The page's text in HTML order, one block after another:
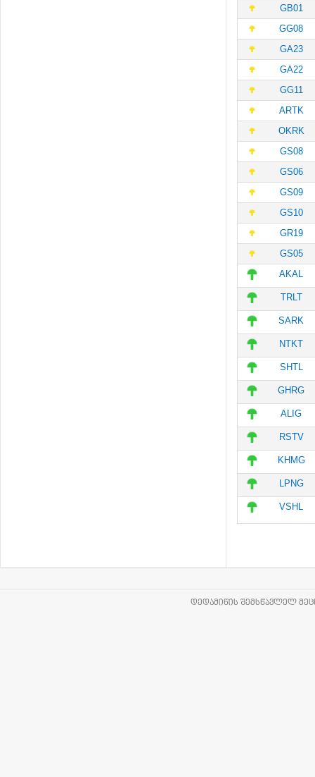
GB01
GG08
GA23
GA22
GG11
ARTK
OKRK
GS08
GS06
GS09
GS10
GR19
GS05
AKAL
TRLT
SARK
NTKT
SHTL
GHRG
ALIG
RSTV
KHMG
LPNG
VSHL
ᲓᲔᲓᲐᲛᲘᲬᲘᲡ ᲨᲔᲛᲡᲬᲐᲕᲚᲔᲚ